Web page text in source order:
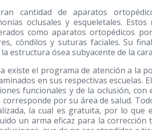
cantidad de aparatos
oclusales y esqueletales.
como aparatos ortopédicos
cóndilos y suturas faciales. Su
estructura ósea subyacente de la
existe el programa de atención a la
en sus respectivas escuelas.
funcionales y de la oclusión,
corresponde por su área de salud.
la cual es gratuita, por lo que
un arma eficaz para la